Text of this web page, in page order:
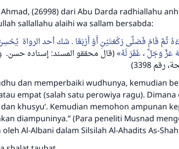
(26998) dari Abu Darda radhiallahu
sallallahu alaihi wa sallam bersabda:
قَامَ فَصَلَّى رَكْعَتَيْنِ أَوْ أَرْبَعًا . شك أحد الرواة يُحْسِنُ
عَزَّ وَجَلَّ ، غَفَرَ لَهُ (قال محققو المسند: إسناده حسن.
3398)
dan memperbaiki wudhunya, kemudian
empat (salah satu perowiya ragu). Dimana
khusyu’. Kemudian memohon ampunan
diampuninya.” (Para peneliti Musnad
Al-Albani dalam Silsilah Al-Ahadits As-